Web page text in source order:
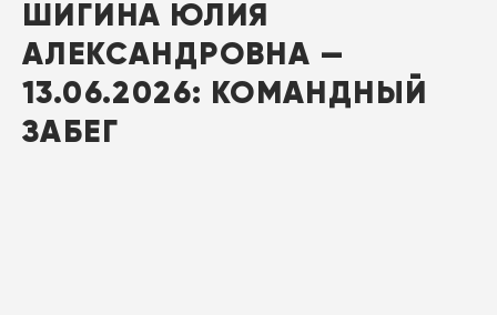
ШИГИНА ЮЛИЯ
АЛЕКСАНДРОВНА —
13.06.2026: КОМАНДНЫЙ
ЗАБЕГ